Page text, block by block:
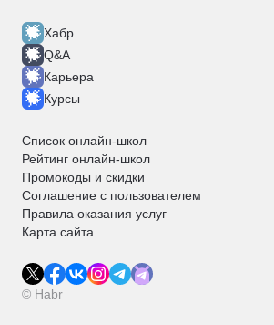
Хабр
Q&A
Карьера
Курсы
Список онлайн-школ
Рейтинг онлайн-школ
Промокоды и скидки
Соглашение с пользователем
Правила оказания услуг
Карта сайта
© Habr